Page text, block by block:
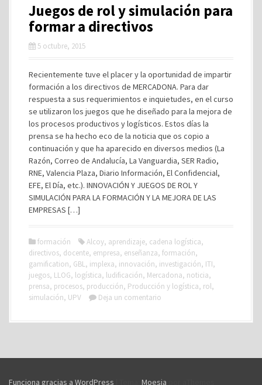
Juegos de rol y simulación para
formar a directivos
5 octubre, 2015
Recientemente tuve el placer y la oportunidad de impartir
formación a los directivos de MERCADONA. Para dar
respuesta a sus requerimientos e inquietudes, en el curso
se utilizaron los juegos que he diseñado para la mejora de
los procesos productivos y logísticos. Estos días la
prensa se ha hecho eco de la noticia que os copio a
continuación y que ha aparecido en diversos medios (La
Razón, Correo de Andalucía, La Vanguardia, SER Radio,
RNE, Valencia Plaza, Diario Información, El Confidencial,
EFE, El Día, etc.). INNOVACIÓN Y JUEGOS DE ROL Y
SIMULACIÓN PARA LA FORMACIÓN Y LA MEJORA DE LAS
EMPRESAS […]
formación Alcoy, aprendizaje, cadena logística,
directivos, docente, empresa, enseñanza, formación,
gamification, GBL, implexa, innovación, investigación, ITI,
juegos, LLOG, logística, ludificación, Mercadona, noticia,
prensa, procesos, producción, Producción y logística, rol,
simulación, UPV Deja un comentario
Funciona gracias a WordPress Moesia